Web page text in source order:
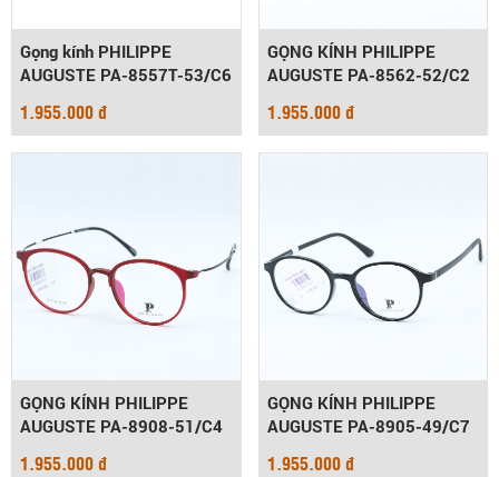
Gọng kính PHILIPPE
AUGUSTE PA-8557T-53/C6
1.955.000 đ
GỌNG KÍNH PHILIPPE
AUGUSTE PA-8562-52/C2
1.955.000 đ
GỌNG KÍNH PHILIPPE
AUGUSTE PA-8908-51/C4
1.955.000 đ
GỌNG KÍNH PHILIPPE
AUGUSTE PA-8905-49/C7
1.955.000 đ